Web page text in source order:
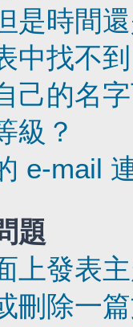
是時間
中找不
己的名
級？
e-mail
題
上發表
刪除一